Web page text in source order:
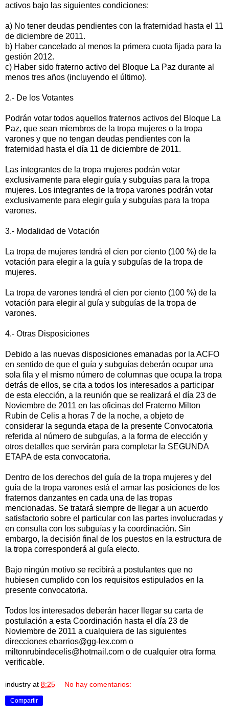
activos bajo las siguientes condiciones:
a) No tener deudas pendientes con la fraternidad hasta el 11
de diciembre de 2011.
b) Haber cancelado al menos la primera cuota fijada para la
gestión 2012.
c) Haber sido fraterno activo del Bloque La Paz durante al
menos tres años (incluyendo el último).
2.- De los Votantes
Podrán votar todos aquellos fraternos activos del Bloque La
Paz, que sean miembros de la tropa mujeres o la tropa
varones y que no tengan deudas pendientes con la
fraternidad hasta el día 11 de diciembre de 2011.
Las integrantes de la tropa mujeres podrán votar
exclusivamente para elegir guía y subguías para la tropa
mujeres. Los integrantes de la tropa varones podrán votar
exclusivamente para elegir guía y subguías para la tropa
varones.
3.- Modalidad de Votación
La tropa de mujeres tendrá el cien por ciento (100 %) de la
votación para elegir a la guía y subguías de la tropa de
mujeres.
La tropa de varones tendrá el cien por ciento (100 %) de la
votación para elegir al guía y subguías de la tropa de
varones.
4.- Otras Disposiciones
Debido a las nuevas disposiciones emanadas por la ACFO
en sentido de que el guía y subguías deberán ocupar una
sola fila y el mismo número de columnas que ocupa la tropa
detrás de ellos, se cita a todos los interesados a participar
de esta elección, a la reunión que se realizará el día 23 de
Noviembre de 2011 en las oficinas del Fraterno Milton
Rubin de Celis a horas 7 de la noche, a objeto de
considerar la segunda etapa de la presente Convocatoria
referida al número de subguías, a la forma de elección y
otros detalles que servirán para completar la SEGUNDA
ETAPA de esta convocatoria.
Dentro de los derechos del guía de la tropa mujeres y del
guía de la tropa varones está el armar las posiciones de los
fraternos danzantes en cada una de las tropas
mencionadas. Se tratará siempre de llegar a un acuerdo
satisfactorio sobre el particular con las partes involucradas y
en consulta con los subguías y la coordinación. Sin
embargo, la decisión final de los puestos en la estructura de
la tropa corresponderá al guía electo.
Bajo ningún motivo se recibirá a postulantes que no
hubiesen cumplido con los requisitos estipulados en la
presente convocatoria.
Todos los interesados deberán hacer llegar su carta de
postulación a esta Coordinación hasta el día 23 de
Noviembre de 2011 a cualquiera de las siguientes
direcciones ebarrios@gg-lex.com o
miltonrubindecelis@hotmail.com o de cualquier otra forma
verificable.
industry at 8:25 No hay comentarios:
Compartir